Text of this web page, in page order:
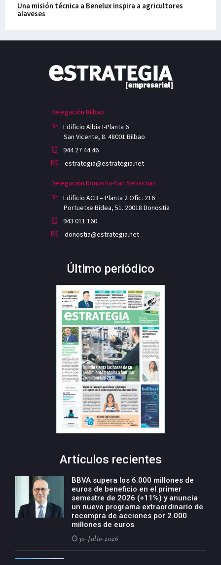
Una misión técnica a Benelux inspira a agricultores
alaveses
Delegación Bilbao
Edificio Albia I-Planta 6
San Vicente, 8. 48001 Bilbao
944 27 44 46
estrategia@estrategia.net
Delegación Donostia-San Sebastian
Edificio ACB – Planta 2 Ofic. 216
Portuetxe Bidea, 51. 20018 Donostia
943 011 160
donostia@estrategia.net
Último periódico
Artículos recientes
BBVA supera los 6.000 millones de
euros de beneficio en el primer
semestre de 2026 (+11%) y anuncia
un nuevo programa extraordinario de
recompra de acciones por 2.000
millones de euros
30-Julio-2026